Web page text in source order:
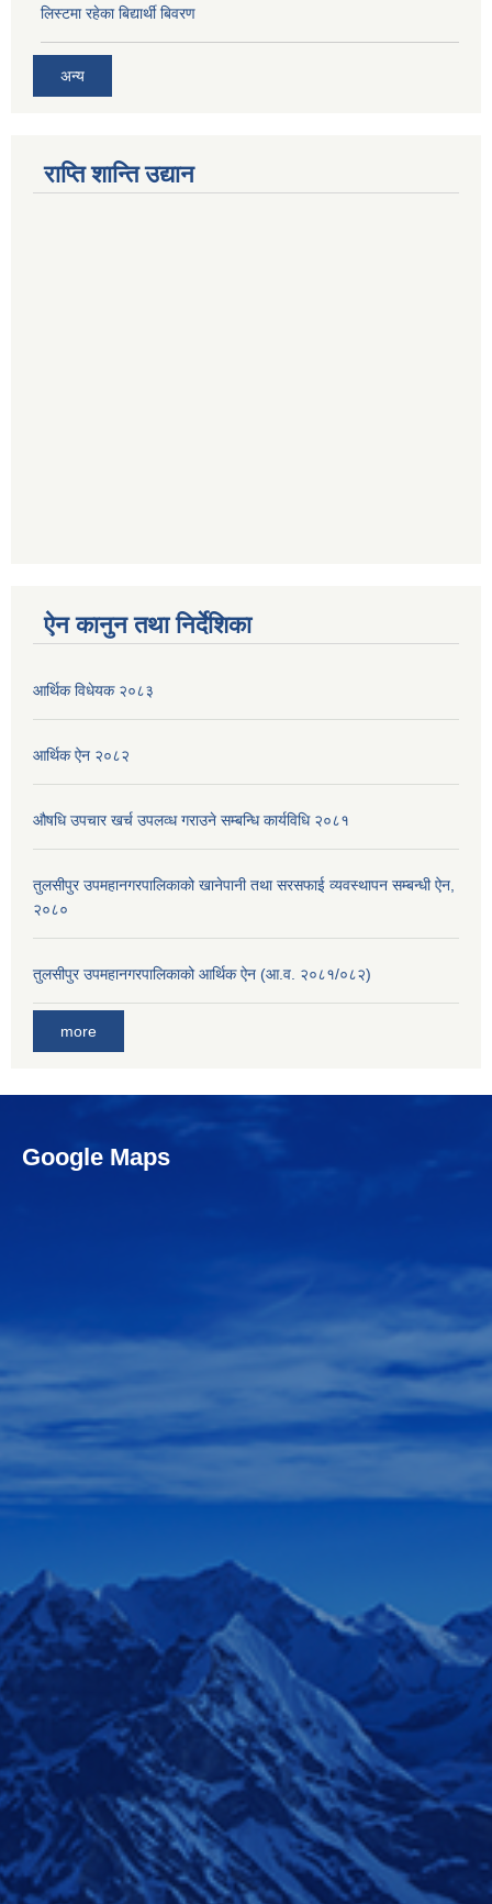
लिस्टमा रहेका बिद्यार्थी बिवरण
अन्य
राप्ति शान्ति उद्यान
ऐन कानुन तथा निर्देशिका
आर्थिक विधेयक २०८३
आर्थिक ऐन २०८२
औषधि उपचार खर्च उपलव्ध गराउने सम्बन्धि कार्यविधि २०८१
तुलसीपुर उपमहानगरपालिकाको खानेपानी तथा सरसफाई व्यवस्थापन सम्बन्धी ऐन,
२०८०
तुलसीपुर उपमहानगरपालिकाको आर्थिक ऐन (आ.व. २०८१/०८२)
more
Google Maps